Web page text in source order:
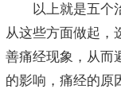
以上就是五个治
从这些方面做起，
善痛经现象，从而
的影响，痛经的原